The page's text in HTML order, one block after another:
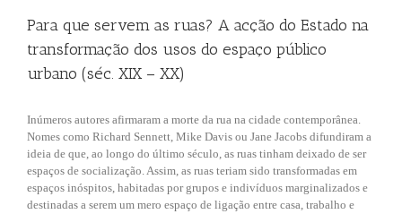
Para que servem as ruas? A acção do Estado na
transformação dos usos do espaço público
urbano (séc. XIX – XX)
Inúmeros autores afirmaram a morte da rua na cidade contemporânea.
Nomes como Richard Sennett, Mike Davis ou Jane Jacobs difundiram a
ideia de que, ao longo do último século, as ruas tinham deixado de ser
espaços de socialização. Assim, as ruas teriam sido transformadas em
espaços inóspitos, habitadas por grupos e indivíduos marginalizados e
destinadas a serem um mero espaço de ligação entre casa, trabalho e